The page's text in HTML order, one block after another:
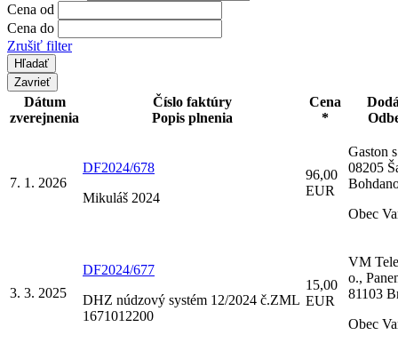
Cena od
Cena do
Zrušiť filter
Zavrieť
Dátum
zverejnenia
Číslo faktúry
Popis plnenia
Cena
*
7. 1. 2026
DF2024/678
Mikuláš 2024
96,00
EUR
Gaston
08205
Obec
3. 3. 2025
DF2024/677
DHZ núdzový systém 12/2024 č.ZML
1671012200
15,00
EUR
VM
o.,
81103
Obec